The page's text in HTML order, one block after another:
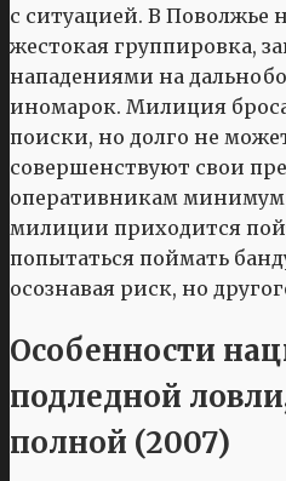
с ситуацией. В Поволжье
жестокая группировка,
нападениями на
иномарок. Милиция
поиски, но долго не
совершенствуют свои
оперативникам минимум
милиции приходится
попытаться поймать
осознавая риск, но
Особенности
подледной
полной (2007)